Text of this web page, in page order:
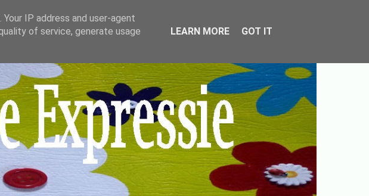
IP address and user-agent
of service, generate usage
LEARN MORE GOT IT